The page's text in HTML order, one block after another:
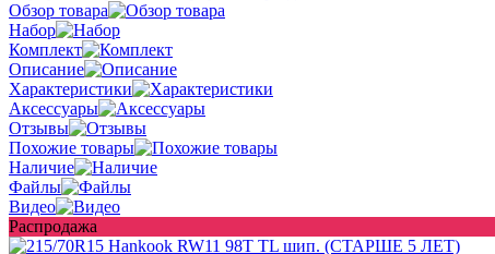
Обзор товара
Набор
Комплект
Описание
Характеристики
Аксессуары
Отзывы
Похожие товары
Наличие
Файлы
Видео
Распродажа